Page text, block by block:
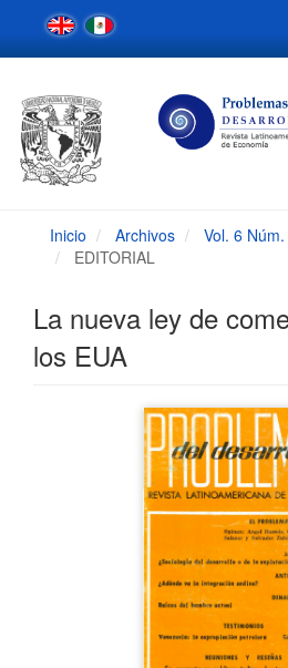
Navegación
principal
Contenido
Barra
lateral
Inicio Archivos
Vol. 6
EDITORIAL
La nueva ley de
los EUA